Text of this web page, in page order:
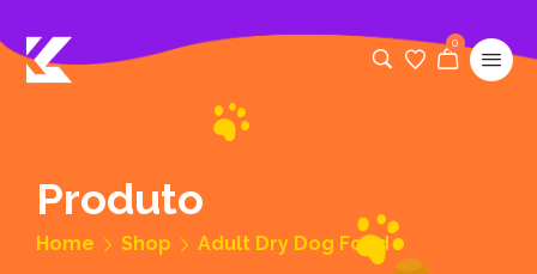
0
Produto
Home Shop Adult Dry Dog Food